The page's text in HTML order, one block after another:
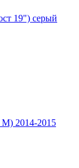
19") серый
2014-2015